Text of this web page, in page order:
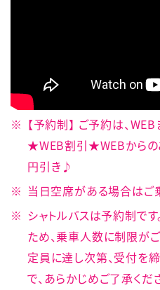
【予約制】 ご予約は、
★WEB割引★WEBからの
円引き♪
当日空席がある場合はご
シャトルバスは予約制で
ため、乗車人数に制限がご
定員に達し次第、受付を
で、あらかじめご了承くだ